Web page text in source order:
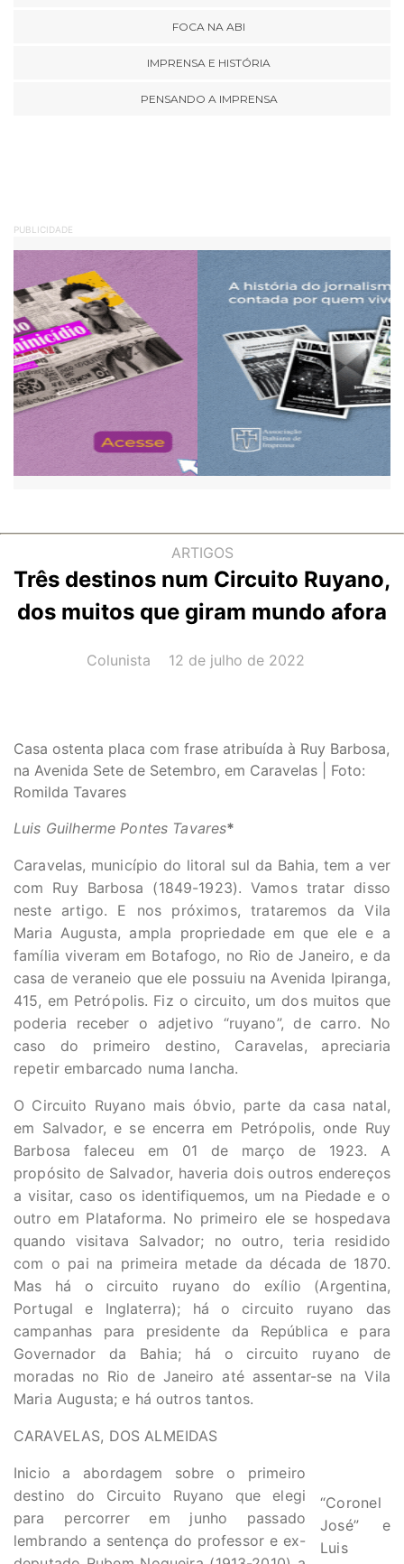
FOCA NA ABI
IMPRENSA E HISTÓRIA
PENSANDO A IMPRENSA
PUBLICIDADE
ARTIGOS
Três destinos num Circuito Ruyano,
dos muitos que giram mundo afora
AUTOR(A):
Colunista DATA:
12 de julho de 2022
Casa ostenta placa com frase atribuída à Ruy Barbosa,
na Avenida Sete de Setembro, em Caravelas | Foto:
Romilda Tavares
Luis Guilherme Pontes Tavares*
Caravelas, município do litoral sul da Bahia, tem a ver
com Ruy Barbosa (1849-1923). Vamos tratar disso
neste artigo. E nos próximos, trataremos da Vila
Maria Augusta, ampla propriedade em que ele e a
família viveram em Botafogo, no Rio de Janeiro, e da
casa de veraneio que ele possuiu na Avenida Ipiranga,
415, em Petrópolis. Fiz o circuito, um dos muitos que
poderia receber o adjetivo “ruyano”, de carro. No
caso do primeiro destino, Caravelas, apreciaria
repetir embarcado numa lancha.
O Circuito Ruyano mais óbvio, parte da casa natal,
em Salvador, e se encerra em Petrópolis, onde Ruy
Barbosa faleceu em 01 de março de 1923. A
propósito de Salvador, haveria dois outros endereços
a visitar, caso os identifiquemos, um na Piedade e o
outro em Plataforma. No primeiro ele se hospedava
quando visitava Salvador; no outro, teria residido
com o pai na primeira metade da década de 1870.
Mas há o circuito ruyano do exílio (Argentina,
Portugal e Inglaterra); há o circuito ruyano das
campanhas para presidente da República e para
Governador da Bahia; há o circuito ruyano de
moradas no Rio de Janeiro até assentar-se na Vila
Maria Augusta; e há outros tantos.
CARAVELAS, DOS ALMEIDAS
“Coronel
José” e
Luis
Inicio a abordagem sobre o primeiro
destino do Circuito Ruyano que elegi
para percorrer em junho passado
lembrando a sentença do professor e ex-